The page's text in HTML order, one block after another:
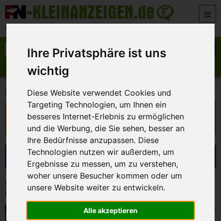
Ihre Privatsphäre ist uns
wichtig
Diese Website verwendet Cookies und
Targeting Technologien, um Ihnen ein
besseres Internet-Erlebnis zu ermöglichen
und die Werbung, die Sie sehen, besser an
Ihre Bedürfnisse anzupassen. Diese
Technologien nutzen wir außerdem, um
Ergebnisse zu messen, um zu verstehen,
woher unsere Besucher kommen oder um
unsere Website weiter zu entwickeln.
Alle akzeptieren
Zum Inhalt springen
Der beste Platz für deine kostenlose Anzeige
Suche nach:
Anzeige aufgeben
FN-Kleinanzeigen>Marktplatz>Reisen, Tickets & Camping
Diese Anzeige ist nicht mehr verfügbar!
Sie ist ausgelaufen oder wurde entfernt.
Suche eingrenzen
5 Kleinanzeigen in Reisen, Tickets &
Camping
Strullendorf
Kuppelzelt Salewa Sierra Leone III für drei